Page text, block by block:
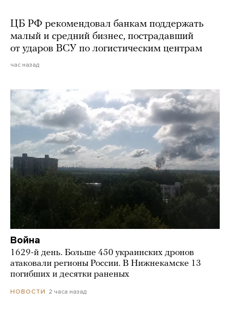
ЦБ РФ рекомендовал банкам поддержать
малый и средний бизнес, пострадавший
от ударов ВСУ по логистическим центрам
час назад
Война
1629-й день. Больше 450 украинских дронов
атаковали регионы России. В Нижнекамске 13
погибших и десятки раненых
НОВОСТИ 2 часа назад